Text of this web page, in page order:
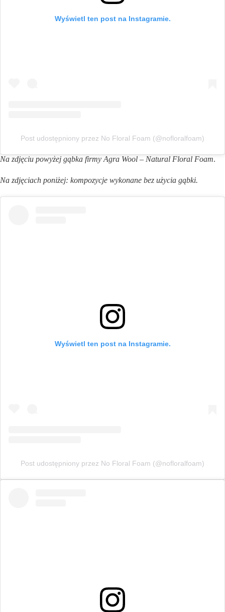
Wyświetl ten post na Instagramie.
Post udostępniony przez No Floral Foam (@nofloralfoam)
Na zdjęciu powyżej gąbka firmy Agra Wool – Natural Floral Foam.
Na zdjęciach poniżej: kompozycje wykonane bez użycia gąbki.
Wyświetl ten post na Instagramie.
Post udostępniony przez No Floral Foam (@nofloralfoam)